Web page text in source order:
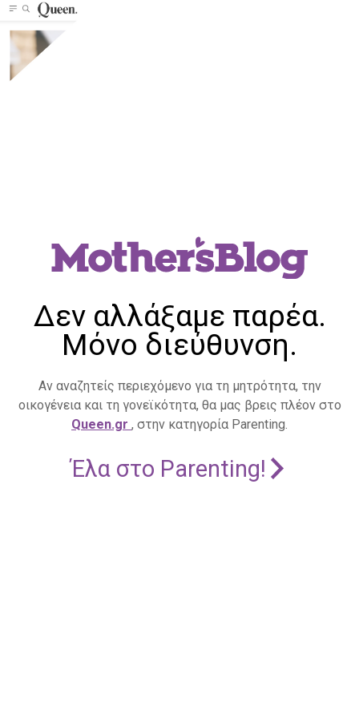
Δεν αλλάξαμε παρέα.
Μόνο διεύθυνση.
Αν αναζητείς περιεχόμενο για τη μητρότητα, την
οικογένεια και τη γονεϊκότητα, θα μας βρεις πλέον στο
Queen.gr , στην κατηγορία Parenting.
Έλα στο Parenting!